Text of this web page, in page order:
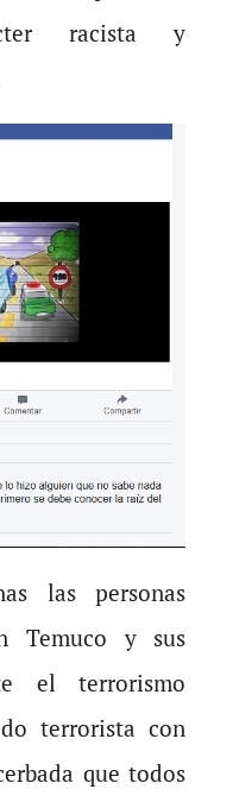
racista y
las personas
Temuco y sus
el terrorismo
terrorista con
que todos